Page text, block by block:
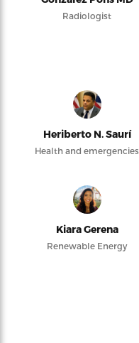
Radiologist
Heriberto N. Saurí
Health and emergencies
Kiara Gerena
Renewable Energy